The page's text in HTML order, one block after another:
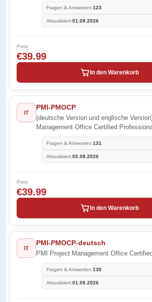
Fragen & Antworten:123
Aktualisiert:01.08.2026
Preis
€39.99
In den Warenkorb
IT
PMI-PMOCP
(deutsche Version und englische
Management Office Certified
Fragen & Antworten:131
Aktualisiert:05.08.2026
Preis
€39.99
In den Warenkorb
IT
PMI-PMOCP-deutsch
PMI Project Management Office
Fragen & Antworten:130
Aktualisiert:01.08.2026